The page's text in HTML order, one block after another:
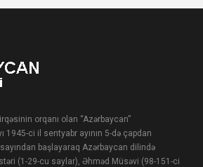
orqanı olan “Azərbaycan”
1945-ci il sentyabr ayının 5-də çapdan
sayından başlayaraq Azərbaycan dilində
(1-29-cu saylar), Əhməd Müsəvi (98-151-ci